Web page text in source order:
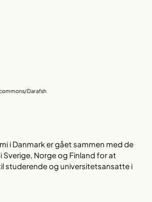
Darafsh
i Danmark er gået sammen med de
Sverige, Norge og Finland for at
studerende og universitetsansatte i